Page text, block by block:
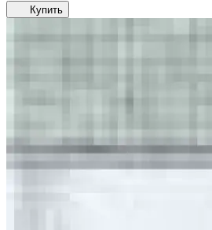
Купить